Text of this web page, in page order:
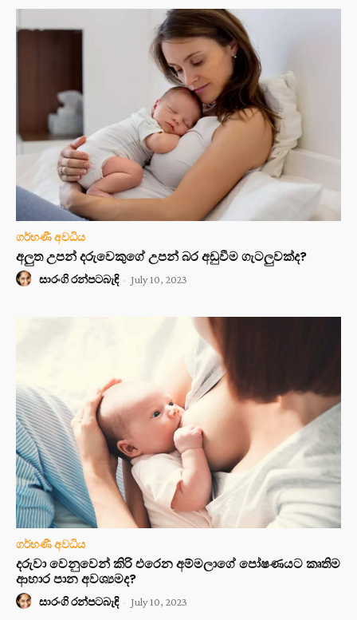
ගර්භණී අවධිය
අලුත උපන් දරුවෙකුගේ උපන් බර අඩුවීම ගැටලුවක්ද?
සාරංගි රන්පටබැඳි - July 10, 2023
ගර්භණී අවධිය
දරුවා වෙනුවෙන් කිරි එරෙන අම්මලාගේ පෝෂණයට කෘතිම
ආහාර පාන අවශ්‍යමද?
සාරංගි රන්පටබැඳි - July 10, 2023